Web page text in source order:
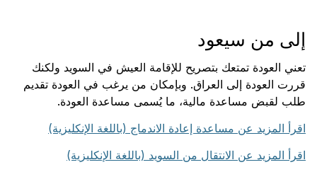
إلى من سيعود
تعني العودة تمتعك بتصريح للإقامة العيش في السويد ولكنك
قررت العودة إلى العراق. وبإمكان من يرغب في العودة تقديم
طلب لقبض مساعدة مالية، ما يُسمى مساعدة العودة.
اقرأ المزيد عن مساعدة إعادة الاندماج (باللغة الإنكليزية)
اقرأ المزيد عن الانتقال من السويد (باللغة الإنكليزية)